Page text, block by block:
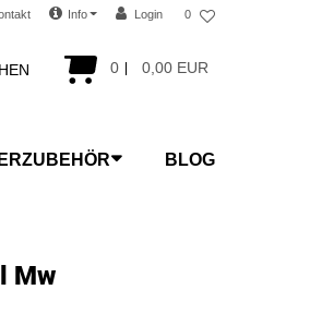
Info Login 0
0 0,00 EUR
BLOG
Mw